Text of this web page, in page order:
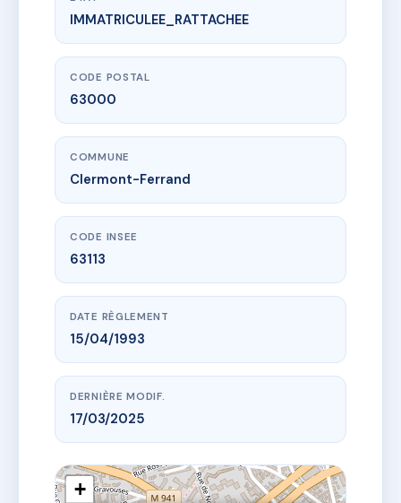
www.vme.plus/AC6493761
KELLERMAN
7 r kellermann63000 Clermont-Ferrand
IMMATRICULEE_RATTACHEE
CODE POSTAL
63000
COMMUNE
Clermont-Ferrand
CODE INSEE
63113
DATE RÈGLEMENT
15/04/1993
DERNIÈRE MODIF.
17/03/2025
+